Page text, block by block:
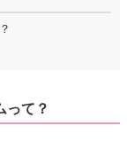
って？